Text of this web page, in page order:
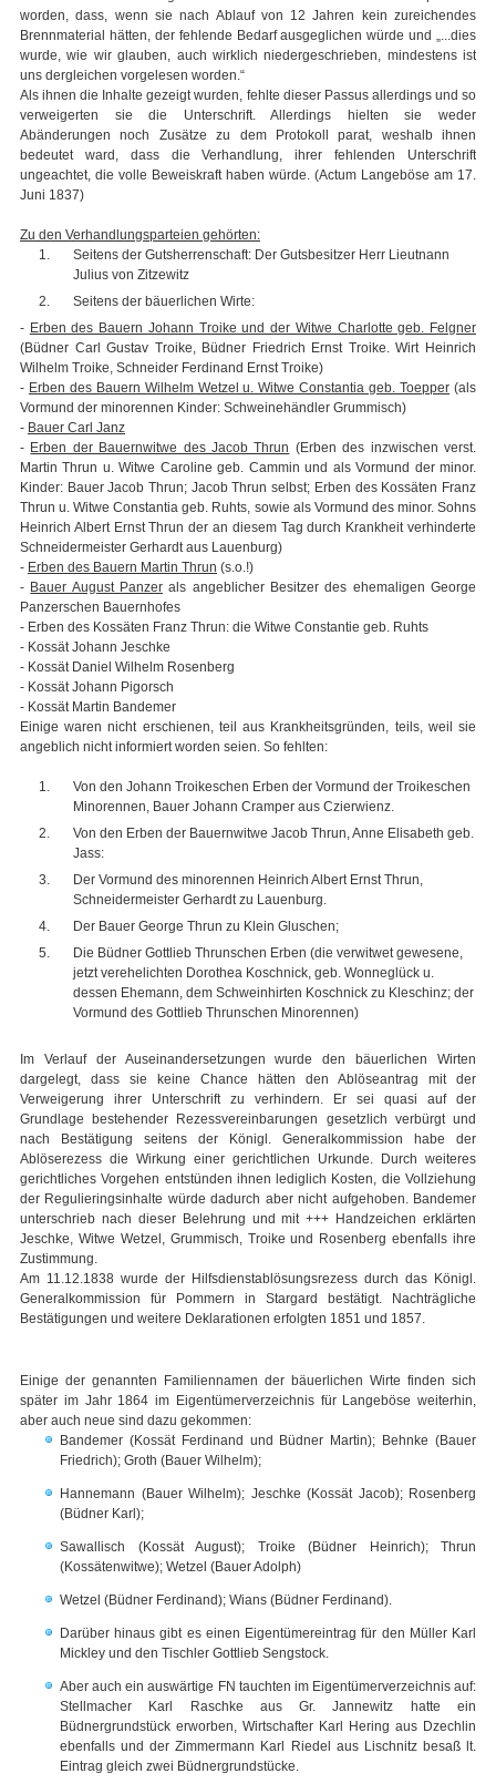
worden, dass, wenn sie nach Ablauf von 12 Jahren kein zureichendes
Brennmaterial hätten, der fehlende Bedarf ausgeglichen würde und „...dies
wurde, wie wir glauben, auch wirklich niedergeschrieben, mindestens ist
uns dergleichen vorgelesen worden.“
Als ihnen die Inhalte gezeigt wurden, fehlte dieser Passus allerdings und so
verweigerten sie die Unterschrift. Allerdings hielten sie weder
Abänderungen noch Zusätze zu dem Protokoll parat, weshalb ihnen
bedeutet ward, dass die Verhandlung, ihrer fehlenden Unterschrift
ungeachtet, die volle Beweiskraft haben würde. (Actum Langeböse am 17.
Juni 1837)
Zu den Verhandlungsparteien gehörten:
Seitens der Gutsherrenschaft: Der Gutsbesitzer Herr Lieutnann
Julius von Zitzewitz
Seitens der bäuerlichen Wirte:
- Erben des Bauern Johann Troike und der Witwe Charlotte geb. Felgner
(Büdner Carl Gustav Troike, Büdner Friedrich Ernst Troike. Wirt Heinrich
Wilhelm Troike, Schneider Ferdinand Ernst Troike)
- Erben des Bauern Wilhelm Wetzel u. Witwe Constantia geb. Toepper (als
Vormund der minorennen Kinder: Schweinehändler Grummisch)
- Bauer Carl Janz
- Erben der Bauernwitwe des Jacob Thrun (Erben des inzwischen verst.
Martin Thrun u. Witwe Caroline geb. Cammin und als Vormund der minor.
Kinder: Bauer Jacob Thrun; Jacob Thrun selbst; Erben des Kossäten Franz
Thrun u. Witwe Constantia geb. Ruhts, sowie als Vormund des minor. Sohns
Heinrich Albert Ernst Thrun der an diesem Tag durch Krankheit verhinderte
Schneidermeister Gerhardt aus Lauenburg)
- Erben des Bauern Martin Thrun (s.o.!)
- Bauer August Panzer als angeblicher Besitzer des ehemaligen George
Panzerschen Bauernhofes
- Erben des Kossäten Franz Thrun: die Witwe Constantie geb. Ruhts
- Kossät Johann Jeschke
- Kossät Daniel Wilhelm Rosenberg
- Kossät Johann Pigorsch
- Kossät Martin Bandemer
Einige waren nicht erschienen, teil aus Krankheitsgründen, teils, weil sie
angeblich nicht informiert worden seien. So fehlten:
Von den Johann Troikeschen Erben der Vormund der Troikeschen
Minorennen, Bauer Johann Cramper aus Czierwienz.
Von den Erben der Bauernwitwe Jacob Thrun, Anne Elisabeth geb.
Jass:
Der Vormund des minorennen Heinrich Albert Ernst Thrun,
Schneidermeister Gerhardt zu Lauenburg.
Der Bauer George Thrun zu Klein Gluschen;
Die Büdner Gottlieb Thrunschen Erben (die verwitwet gewesene,
jetzt verehelichten Dorothea Koschnick, geb. Wonneglück u.
dessen Ehemann, dem Schweinhirten Koschnick zu Kleschinz; der
Vormund des Gottlieb Thrunschen Minorennen)
Im Verlauf der Auseinandersetzungen wurde den bäuerlichen Wirten
dargelegt, dass sie keine Chance hätten den Ablöseantrag mit der
Verweigerung ihrer Unterschrift zu verhindern. Er sei quasi auf der
Grundlage bestehender Rezessvereinbarungen gesetzlich verbürgt und
nach Bestätigung seitens der Königl. Generalkommission habe der
Ablöserezess die Wirkung einer gerichtlichen Urkunde. Durch weiteres
gerichtliches Vorgehen entstünden ihnen lediglich Kosten, die Vollziehung
der Regulieringsinhalte würde dadurch aber nicht aufgehoben. Bandemer
unterschrieb nach dieser Belehrung und mit +++ Handzeichen erklärten
Jeschke, Witwe Wetzel, Grummisch, Troike und Rosenberg ebenfalls ihre
Zustimmung.
Am 11.12.1838 wurde der Hilfsdienstablösungsrezess durch das Königl.
Generalkommission für Pommern in Stargard bestätigt. Nachträgliche
Bestätigungen und weitere Deklarationen erfolgten 1851 und 1857.
Einige der genannten Familiennamen der bäuerlichen Wirte finden sich
später im Jahr 1864 im Eigentümerverzeichnis für Langeböse weiterhin,
aber auch neue sind dazu gekommen:
Bandemer (Kossät Ferdinand und Büdner Martin); Behnke (Bauer
Friedrich); Groth (Bauer Wilhelm);
Hannemann (Bauer Wilhelm); Jeschke (Kossät Jacob); Rosenberg
(Büdner Karl);
Sawallisch (Kossät August); Troike (Büdner Heinrich); Thrun
(Kossätenwitwe); Wetzel (Bauer Adolph)
Wetzel (Büdner Ferdinand); Wians (Büdner Ferdinand).
Darüber hinaus gibt es einen Eigentümereintrag für den Müller Karl
Mickley und den Tischler Gottlieb Sengstock.
Aber auch ein auswärtige FN tauchten im Eigentümerverzeichnis auf:
Stellmacher Karl Raschke aus Gr. Jannewitz hatte ein
Büdnergrundstück erworben, Wirtschafter Karl Hering aus Dzechlin
ebenfalls und der Zimmermann Karl Riedel aus Lischnitz besaß lt.
Eintrag gleich zwei Büdnergrundstücke.